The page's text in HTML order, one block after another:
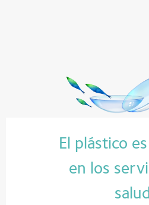
El plástico
en los
salud